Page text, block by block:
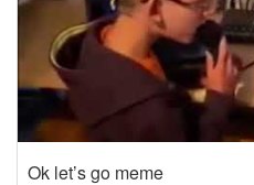
Ok let’s go meme